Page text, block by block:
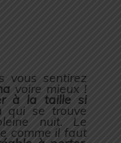
vous sentirez
voire mieux !
à la taille si
qui se trouve
nuit. Le
comme il faut